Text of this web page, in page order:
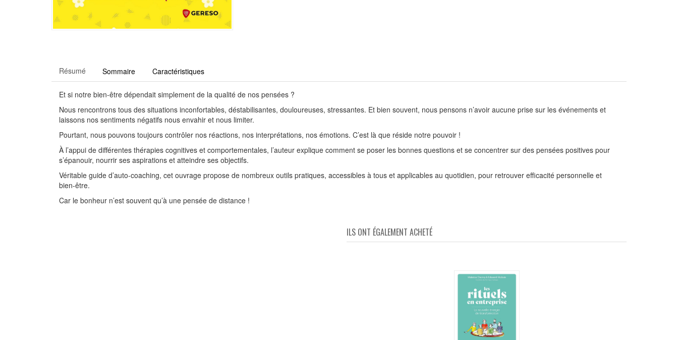
Résumé Sommaire Caractéristiques
Et si notre bien-être dépendait simplement de la qualité de nos pensées ?
Nous rencontrons tous des situations inconfortables, déstabilisantes, douloureuses, stressantes. Et bien souvent, nous pensons n’avoir aucune prise sur les événements et
laissons nos sentiments négatifs nous envahir et nous limiter.
Pourtant, nous pouvons toujours contrôler nos réactions, nos interprétations, nos émotions. C’est là que réside notre pouvoir !
À l’appui de différentes thérapies cognitives et comportementales, l’auteur explique comment se poser les bonnes questions et se concentrer sur des pensées positives pour
s’épanouir, nourrir ses aspirations et atteindre ses objectifs.
Véritable guide d’auto-coaching, cet ouvrage propose de nombreux outils pratiques, accessibles à tous et applicables au quotidien, pour retrouver efficacité personnelle et
bien-être.
Car le bonheur n’est souvent qu’à une pensée de distance !
ILS ONT ÉGALEMENT ACHETÉ